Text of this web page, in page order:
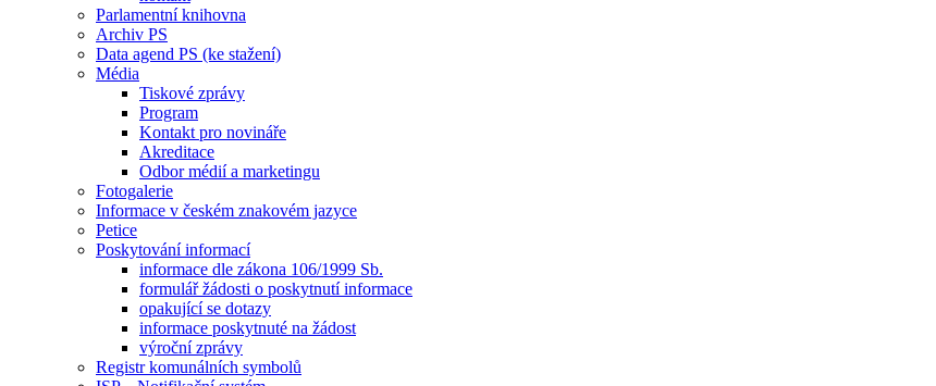
Parlamentní knihovna
Archiv PS
Data agend PS (ke stažení)
Média
Tiskové zprávy
Program
Kontakt pro novináře
Akreditace
Odbor médií a marketingu
Fotogalerie
Informace v českém znakovém jazyce
Petice
Poskytování informací
informace dle zákona 106/1999 Sb.
formulář žádosti o poskytnutí informace
opakující se dotazy
informace poskytnuté na žádost
výroční zprávy
Registr komunálních symbolů